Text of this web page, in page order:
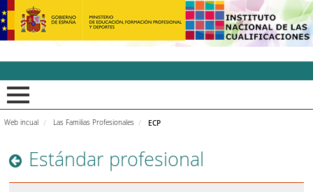
INCUAl - Instituto
Web incual Las Familias Profesionales ECP
Estándar profesional